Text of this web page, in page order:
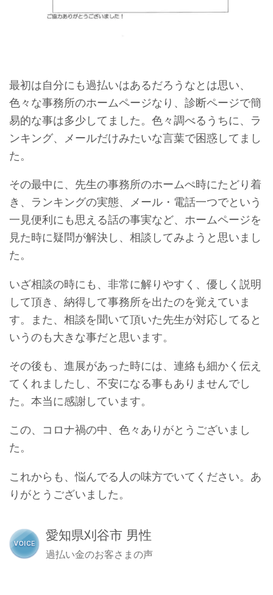
最初は自分にも過払いはあるだろうなとは思い、
色々な事務所のホームページなり、診断ページで簡
易的な事は多少してました。色々調べるうちに、ラ
ンキング、メールだけみたいな言葉で困惑してまし
た。
その最中に、先生の事務所のホームぺ時にたどり着
き、ランキングの実態、メール・電話一つでという
一見便利にも思える話の事実など、ホームページを
見た時に疑問が解決し、相談してみようと思いまし
た。
いざ相談の時にも、非常に解りやすく、優しく説明
して頂き、納得して事務所を出たのを覚えていま
す。また、相談を聞いて頂いた先生が対応してると
いうのも大きな事だと思います。
その後も、進展があった時には、連絡も細かく伝え
てくれましたし、不安になる事もありませんでし
た。本当に感謝しています。
この、コロナ禍の中、色々ありがとうございまし
た。
これからも、悩んでる人の味方でいてください。あ
りがとうございました。
愛知県刈谷市 男性
過払い金のお客さまの声